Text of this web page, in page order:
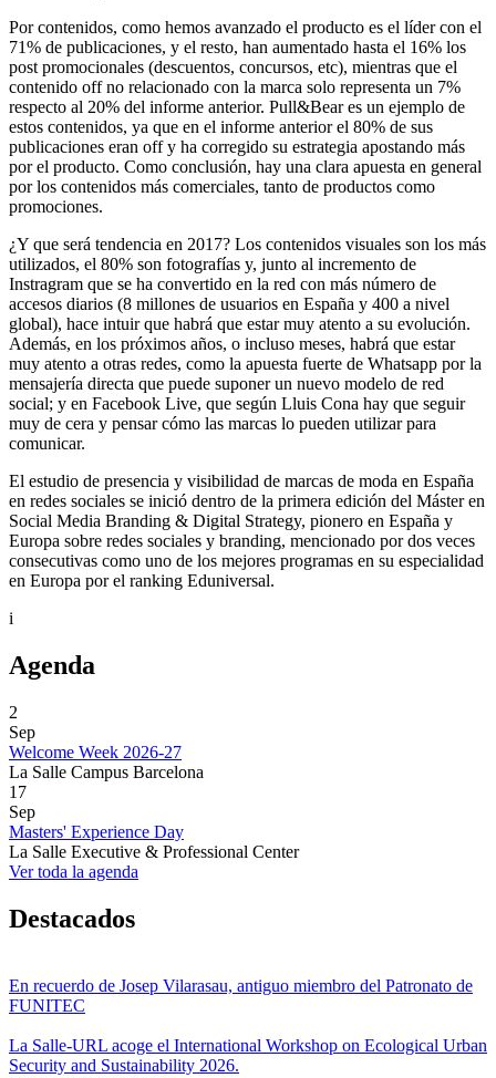
Por contenidos, como hemos avanzado el producto es el líder con el
71% de publicaciones, y el resto, han aumentado hasta el 16% los
post promocionales (descuentos, concursos, etc), mientras que el
contenido off no relacionado con la marca solo representa un 7%
respecto al 20% del informe anterior. Pull&Bear es un ejemplo de
estos contenidos, ya que en el informe anterior el 80% de sus
publicaciones eran off y ha corregido su estrategia apostando más
por el producto. Como conclusión, hay una clara apuesta en general
por los contenidos más comerciales, tanto de productos como
promociones.
¿Y que será tendencia en 2017? Los contenidos visuales son los más
utilizados, el 80% son fotografías y, junto al incremento de
Instragram que se ha convertido en la red con más número de
accesos diarios (8 millones de usuarios en España y 400 a nivel
global), hace intuir que habrá que estar muy atento a su evolución.
Además, en los próximos años, o incluso meses, habrá que estar
muy atento a otras redes, como la apuesta fuerte de Whatsapp por la
mensajería directa que puede suponer un nuevo modelo de red
social; y en Facebook Live, que según Lluis Cona hay que seguir
muy de cera y pensar cómo las marcas lo pueden utilizar para
comunicar.
El estudio de presencia y visibilidad de marcas de moda en España
en redes sociales se inició dentro de la primera edición del Máster en
Social Media Branding & Digital Strategy, pionero en España y
Europa sobre redes sociales y branding, mencionado por dos veces
consecutivas como uno de los mejores programas en su especialidad
en Europa por el ranking Eduniversal.
i
Agenda
2
Sep
Welcome Week 2026-27
La Salle Campus Barcelona
17
Sep
Masters' Experience Day
La Salle Executive & Professional Center
Ver toda la agenda
Destacados
En recuerdo de Josep Vilarasau, antiguo miembro del Patronato de
FUNITEC
La Salle-URL acoge el International Workshop on Ecological Urban
Security and Sustainability 2026.